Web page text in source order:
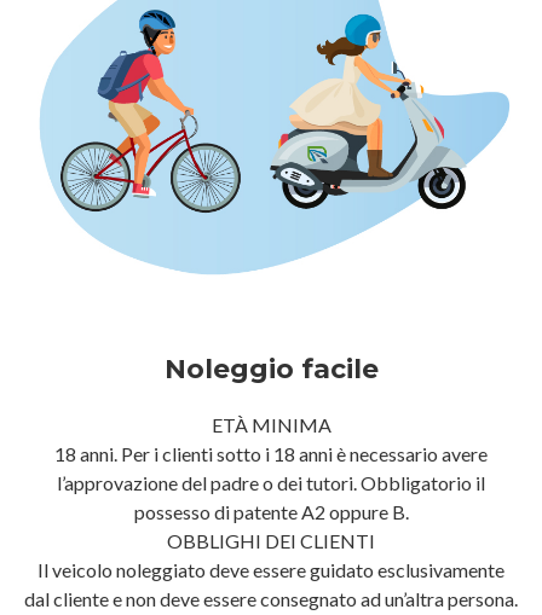
Noleggio facile
ETÀ MINIMA
18 anni. Per i clienti sotto i 18 anni è necessario avere
l’approvazione del padre o dei tutori. Obbligatorio il
possesso di patente A2 oppure B.
OBBLIGHI DEI CLIENTI
Il veicolo noleggiato deve essere guidato esclusivamente
dal cliente e non deve essere consegnato ad un’altra persona.